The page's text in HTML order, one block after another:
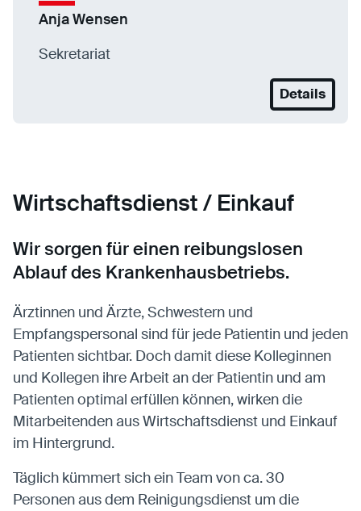
Anja Wensen
Sekretariat
Details
Wirtschaftsdienst / Einkauf
Wir sorgen für einen reibungslosen
Ablauf des Krankenhausbetriebs.
Ärztinnen und Ärzte, Schwestern und
Empfangspersonal sind für jede Patientin und jeden
Patienten sichtbar. Doch damit diese Kolleginnen
und Kollegen ihre Arbeit an der Patientin und am
Patienten optimal erfüllen können, wirken die
Mitarbeitenden aus Wirtschaftsdienst und Einkauf
im Hintergrund.
Täglich kümmert sich ein Team von ca. 30
Personen aus dem Reinigungsdienst um die